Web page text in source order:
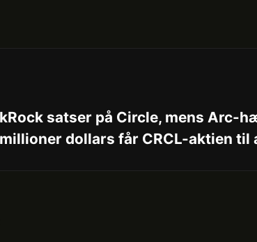
satser på Circle, mens Arc-
dollars får CRCL-aktien til